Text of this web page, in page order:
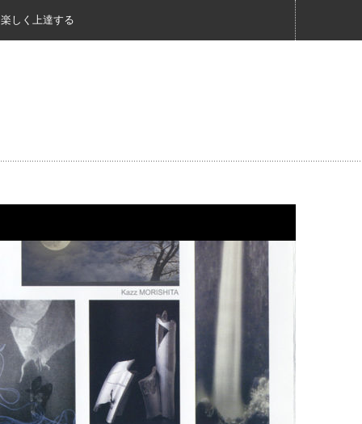
しく上達する